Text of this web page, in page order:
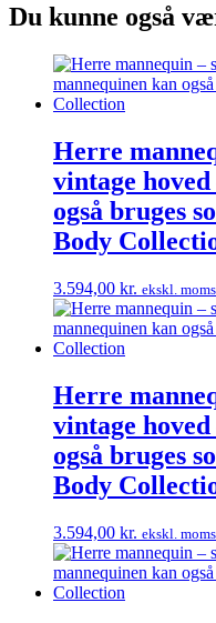
Du kunne også
Herre
vintage
også bruges
Body
3.594,00 kr. ekskl. moms
Herre
vintage
også bruges
Body
3.594,00 kr. ekskl. moms